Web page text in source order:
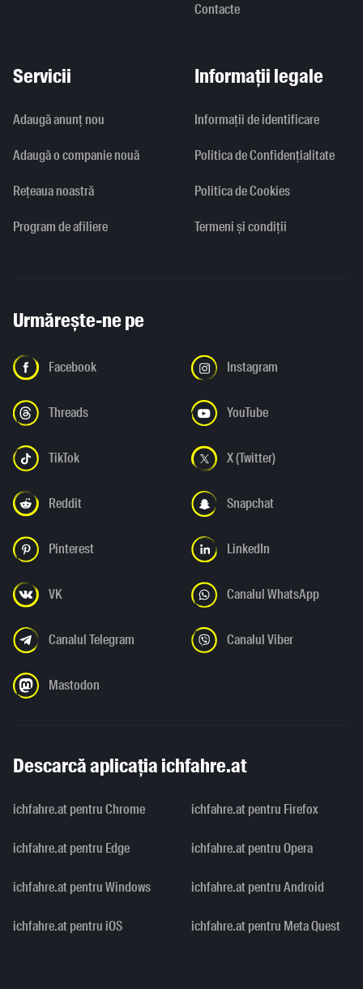
Contacte
Servicii
Adaugă anunț nou
Adaugă o companie nouă
Rețeaua noastră
Program de afiliere
Informații legale
Informaţii de identificare
Politica de Confidențialitate
Politica de Cookies
Termeni și condiții
Urmărește-ne pe
Facebook Instagram
Threads YouTube
TikTok X (Twitter)
Reddit Snapchat
Pinterest LinkedIn
VK Canalul WhatsApp
Canalul Telegram Canalul Viber
Mastodon
Descarcă aplicația ichfahre.at
ichfahre.at pentru Chrome ichfahre.at pentru Firefox
ichfahre.at pentru Edge ichfahre.at pentru Opera
ichfahre.at pentru Windows ichfahre.at pentru Android
ichfahre.at pentru iOS ichfahre.at pentru Meta Quest